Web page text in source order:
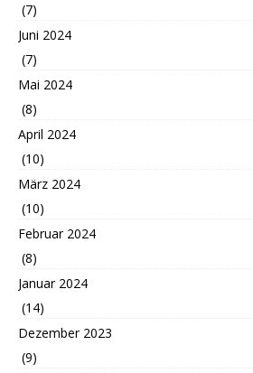
(7)
Juni 2024
(7)
Mai 2024
(8)
April 2024
(10)
März 2024
(10)
Februar 2024
(8)
Januar 2024
(14)
Dezember 2023
(9)